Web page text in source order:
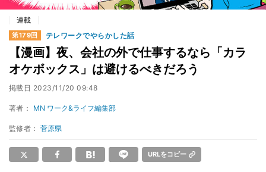
連載
第179回 テレワークでやらかした話
【漫画】夜、会社の外で仕事するなら「カラ
オケボックス」は避けるべきだろう
掲載日 2023/11/20 09:48
著者： MN ワーク&ライフ編集部
監修者：菅原県
URLをコピー